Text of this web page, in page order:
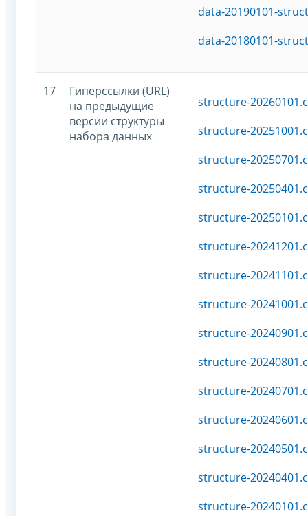
data-20190101-
data-20180101-
17
Гиперссылки (URL)
на предыдущие
версии структуры
набора данных
structure-
structure-
structure-
structure-
structure-
structure-
structure-
structure-
structure-
structure-
structure-
structure-
structure-
structure-
structure-